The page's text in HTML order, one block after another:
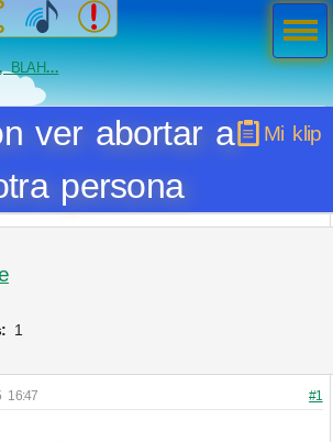
blah...
Mi klip
ver abortar a
persona
1
16:47 #1
Men
ú